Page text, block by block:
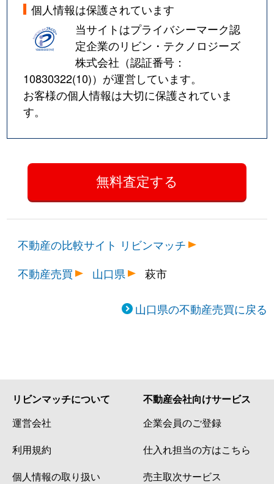
個人情報は保護されています
当サイトはプライバシーマーク認
定企業のリビン・テクノロジーズ
株式会社（認証番号：
10830322(10)）が運営しています。
お客様の個人情報は大切に保護されていま
す。
不動産の比較サイト リビンマッチ
不動産売買
山口県 萩市
山口県の不動産売買に戻る
リビンマッチについて
運営会社
利用規約
個人情報の取り扱い
不動産会社向けサービス
企業会員のご登録
仕入れ担当の方はこちら
売主取次サービス